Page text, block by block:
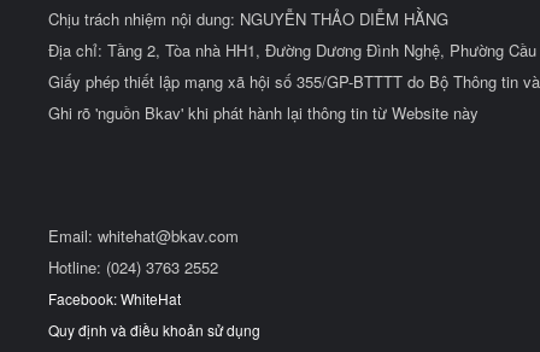
Chịu trách nhiệm nội dung: NGUYỄN THẢO DIỄM HẰNG
Địa chỉ: Tầng 2, Tòa nhà HH1, Đường Dương Đình Nghệ, Phường
Giấy phép thiết lập mạng xã hội số 355/GP-BTTTT do Bộ Thông tin
Ghi rõ 'nguồn Bkav' khi phát hành lại thông tin từ Website này
Email: whitehat@bkav.com
Hotline: (024) 3763 2552
Facebook: WhiteHat
Quy định và điều khoản sử dụng